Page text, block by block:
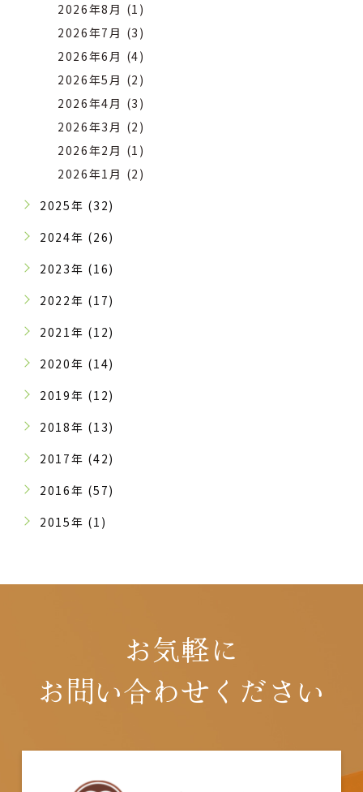
2026年8月 (1)
2026年7月 (3)
2026年6月 (4)
2026年5月 (2)
2026年4月 (3)
2026年3月 (2)
2026年2月 (1)
2026年1月 (2)
2025年 (32)
2024年 (26)
2023年 (16)
2022年 (17)
2021年 (12)
2020年 (14)
2019年 (12)
2018年 (13)
2017年 (42)
2016年 (57)
2015年 (1)
お気軽に
お問い合わせください